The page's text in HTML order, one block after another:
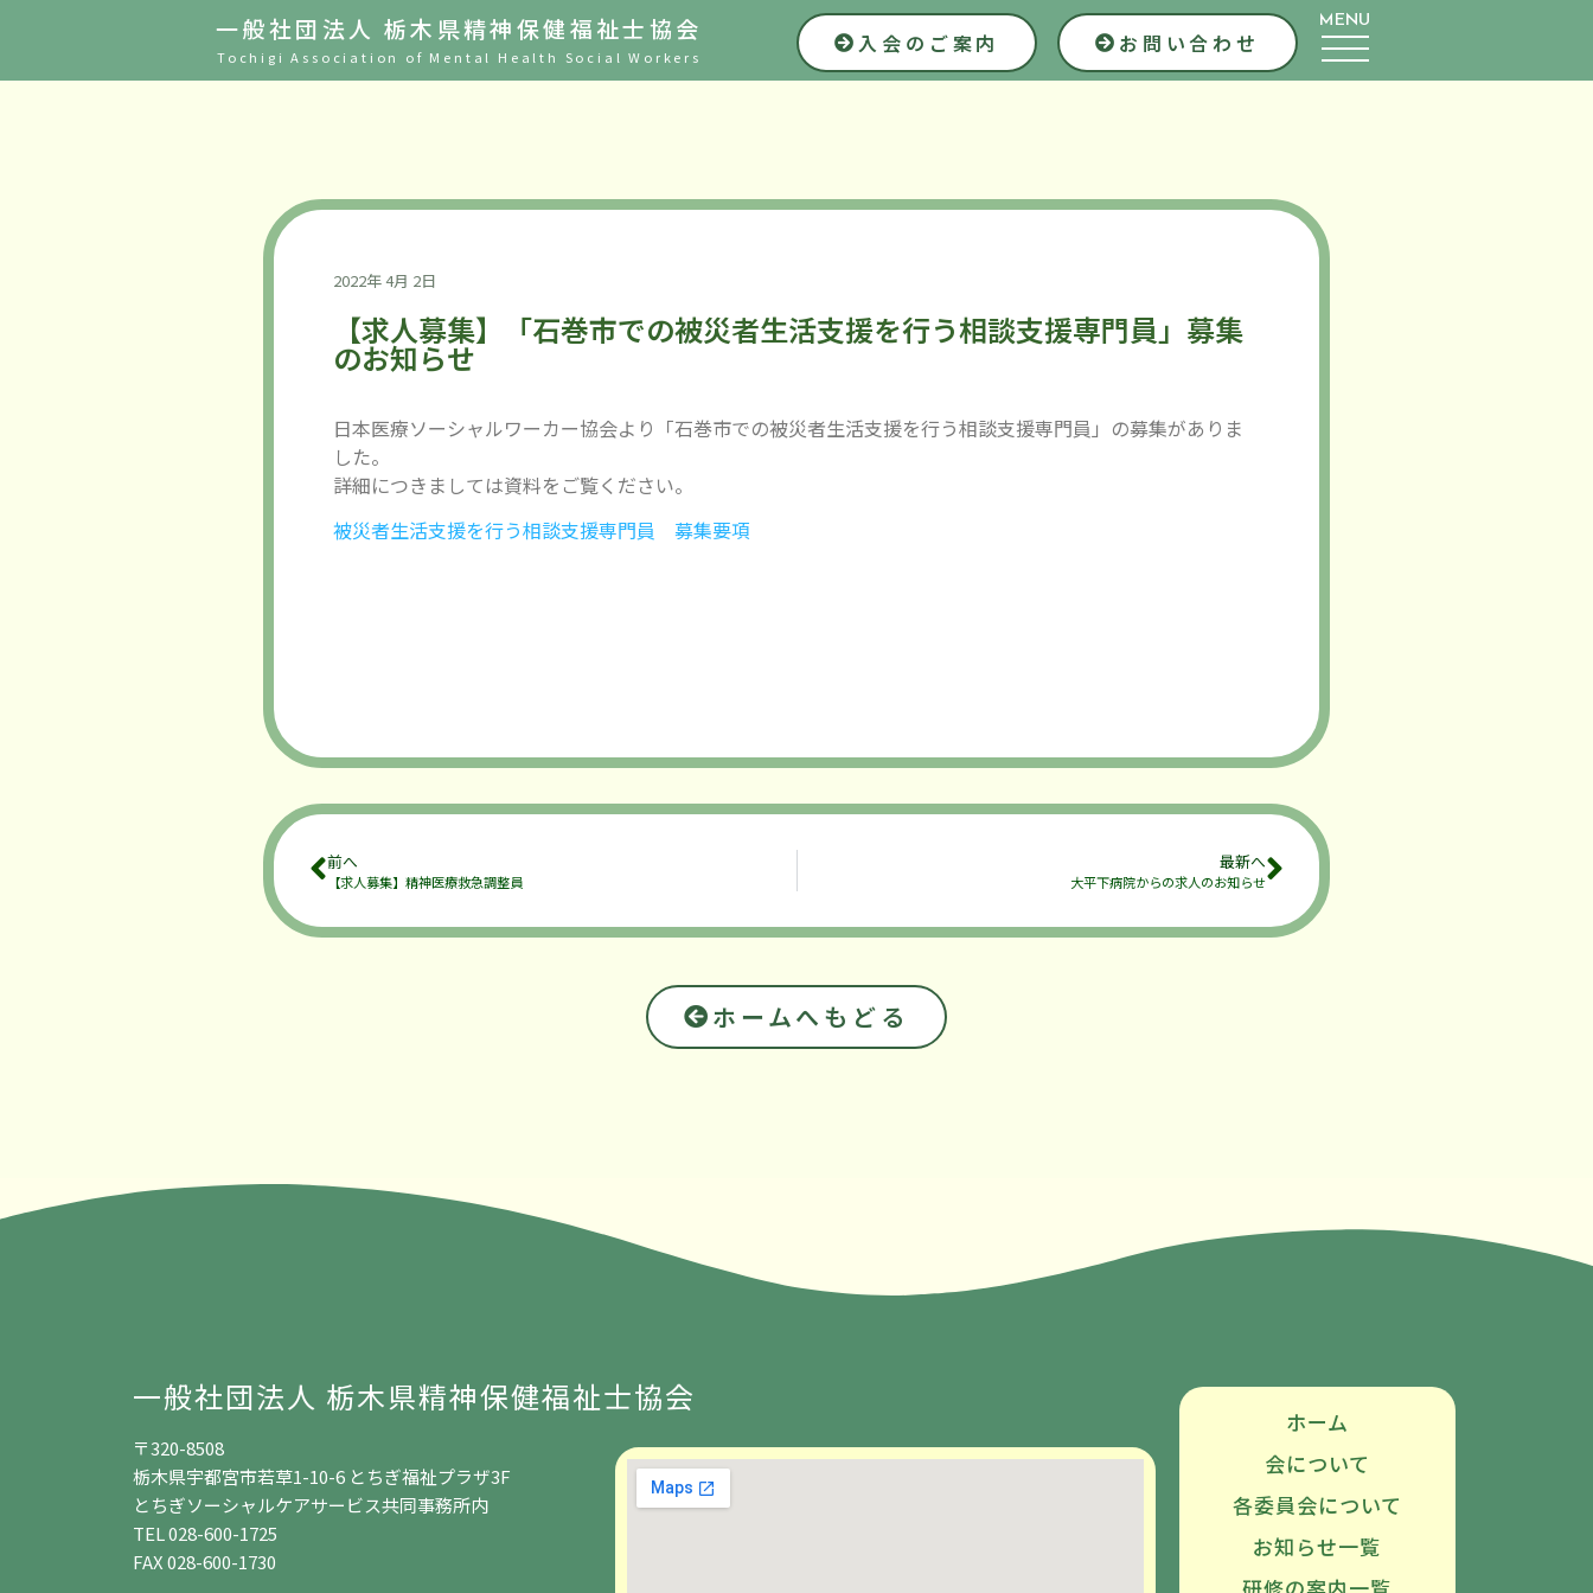
一般社団法人 栃木県精神保健福祉士協会
Tochigi Association of Mental Health Social Workers 入会のご案内 お問い合わせ
MENU
2022年 4月 2日
【求人募集】「石巻市での被災者生活支援を行う相談支援専門員」募集
のお知らせ
日本医療ソーシャルワーカー協会より「石巻市での被災者生活支援を行う相談支援専門員」の募集がありま
した。
詳細につきましては資料をご覧ください。
被災者生活支援を行う相談支援専門員 募集要項
前へ
【求人募集】精神医療救急調整員
最新へ
大平下病院からの求人のお知らせ
ホームへもどる
一般社団法人 栃木県精神保健福祉士協会
〒320-8508
栃木県宇都宮市若草1-10-6 とちぎ福祉プラザ3F
とちぎソーシャルケアサービス共同事務所内
TEL 028-600-1725
FAX 028-600-1730
ホーム
会について
各委員会について
お知らせ一覧